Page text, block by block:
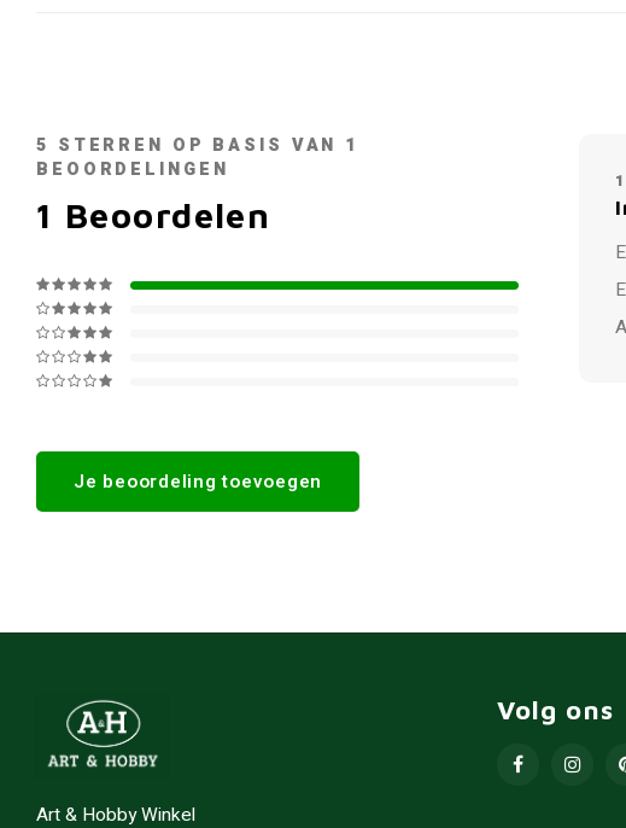
5 STERREN OP BASIS VAN 1
BEOORDELINGEN
1 Beoordelen
Je beoordeling toevoegen
Art & Hobby Winkel
Volg ons